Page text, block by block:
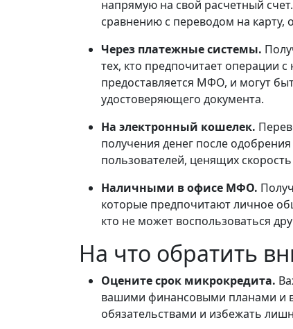
напрямую на свой расчетный
сравнению с переводом на карту,
Через платежные системы.
тех, кто предпочитает операции
предоставляется МФО, и могут
удостоверяющего документа.
На электронный кошелек.
получения денег после
пользователей, ценящих
Наличными в офисе МФО.
которые предпочитают личное
кто не может воспользоваться
На что обратить
Оцените срок микрокредита.
вашими финансовыми планами и
обязательствами и избежать